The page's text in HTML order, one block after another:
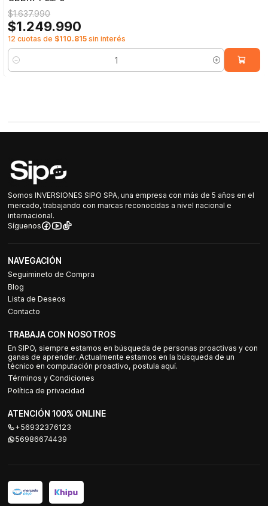
$1.637.990
$1.249.990
12 cuotas de $110.815 sin interés
Cantidad
Somos INVERSIONES SIPO SPA, una empresa con más de 5 años en el
mercado, trabajando con marcas reconocidas a nivel nacional e
internacional.
Síguenos
NAVEGACIÓN
Seguimineto de Compra
Blog
Lista de Deseos
Contacto
TRABAJA CON NOSOTROS
En SIPO, siempre estamos en búsqueda de personas proactivas y con
ganas de aprender. Actualmente estamos en la búsqueda de un
técnico en computación proactivo, postula aquí.
Términos y Condiciones
Política de privacidad
ATENCIÓN 100% ONLINE
+56932376123
56986674439